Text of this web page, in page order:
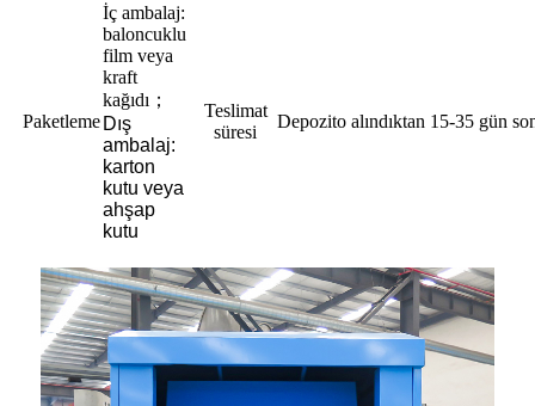
Paketleme
İç ambalaj:
baloncuklu
film veya
kraft
kağıdı ；
Dış
ambalaj:
karton
kutu veya
ahşap
kutu
Teslimat
süresi
Depozito alındıktan 15-35 gün